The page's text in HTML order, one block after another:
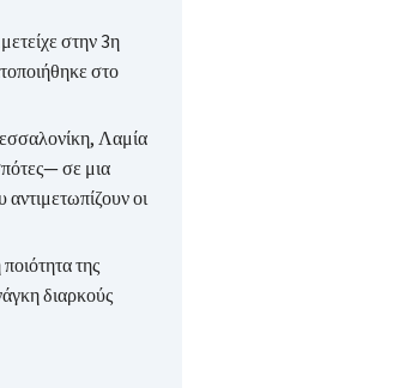
στην 3η
στο
Λαμία
σε μια
οι
της
διαρκούς